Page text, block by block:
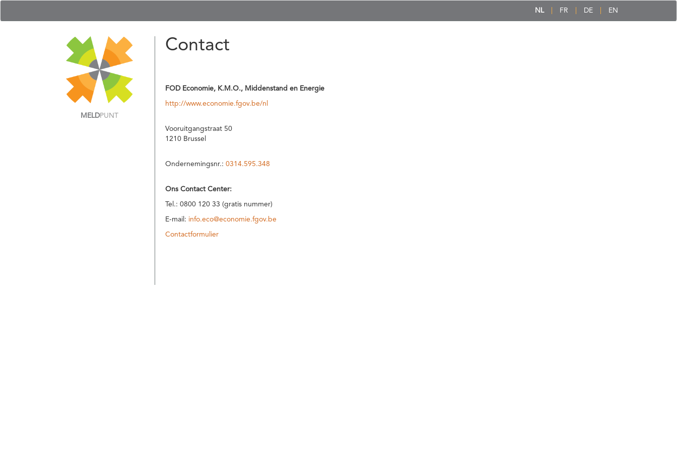
NL FR DE EN
MELDPUNT
Contact
FOD Economie, K.M.O., Middenstand en Energie
http://www.economie.fgov.be/nl
Vooruitgangstraat 50
1210 Brussel
Ondernemingsnr.: 0314.595.348
Ons Contact Center:
Tel.: 0800 120 33 (gratis nummer)
E-mail: info.eco@economie.fgov.be
Contactformulier